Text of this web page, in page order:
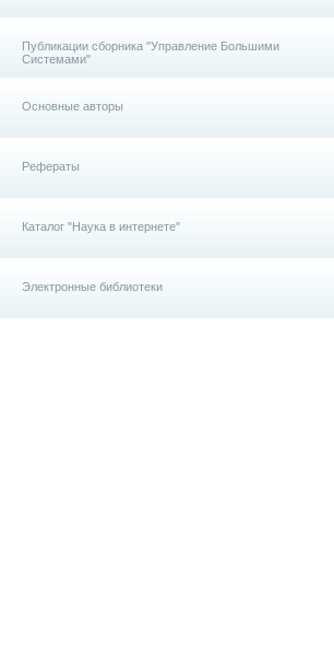
Публикации сборника "Управление Большими
Системами"
Основные авторы
Рефераты
Каталог "Наука в интернете"
Электронные библиотеки